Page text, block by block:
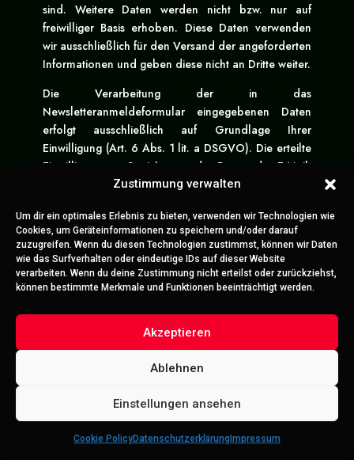
Zustimmung verwalten
Um dir ein optimales Erlebnis zu bieten, verwenden wir Technologien wie
Cookies, um Geräteinformationen zu speichern und/oder darauf
zuzugreifen. Wenn du diesen Technologien zustimmst, können wir Daten
wie das Surfverhalten oder eindeutige IDs auf dieser Website
verarbeiten. Wenn du deine Zustimmung nicht erteilst oder zurückziehst,
können bestimmte Merkmale und Funktionen beeinträchtigt werden.
Akzeptieren
Ablehnen
Einstellungen ansehen
Cookie PolicyDatenschutzerklärung Impressum
sind. Weitere Daten werden nicht bzw. nur auf
freiwilliger Basis erhoben. Diese Daten verwenden
wir ausschließlich für den Versand der angeforderten
Informationen und geben diese nicht an Dritte weiter.
Die Verarbeitung der in das
Newsletteranmeldeformular eingegebenen Daten
erfolgt ausschließlich auf Grundlage Ihrer
Einwilligung (Art. 6 Abs. 1 lit. a DSGVO). Die erteilte
Einwilligung zur Speicherung der Daten, der E-Mail-
Adresse sowie deren Nutzung zum Versand des
über den „Austragen“-Link im Newsletter. Die
Rechtmäßigkeit der bereits erfolgten
Datenverarbeitungsvorgänge bleibt vom Widerruf
unberührt.
Ihrer Austragung aus dem Newsletter bei uns bzw.
dem Newsletterdiensteanbieter gespeichert und
Zweckfortfall aus der Newsletterverteilerliste
gelöscht. Wir behalten uns vor, E-Mail-Adressen aus
unserem Newsletterverteiler nach eigenem Ermessen
Mittagstisch